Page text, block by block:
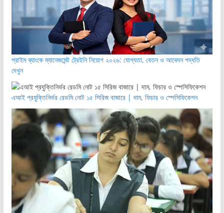
প্রাইম ব্যাংকে ম্যানেজমেন্ট ট্রেইনি নিয়োগ ২০২৬: যোগ্যতা, বেতন ও আবেদন পদ্ধতি
দেখুন
এআই প্রযুক্তিনির্ভর রেডমি নোট ১৫ সিরিজ বাজারে | দাম, ফিচার ও স্পেসিফিকেশন